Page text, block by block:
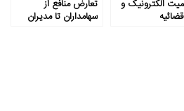
الکترونیک و
تعارض منافع از
سهامداران تا مدیران